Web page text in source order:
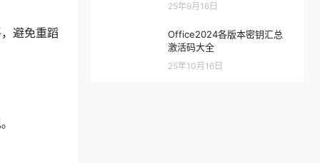
避免重蹈
25年9月16日
Office2024各版本密钥汇总
激活码大全
25年10月16日